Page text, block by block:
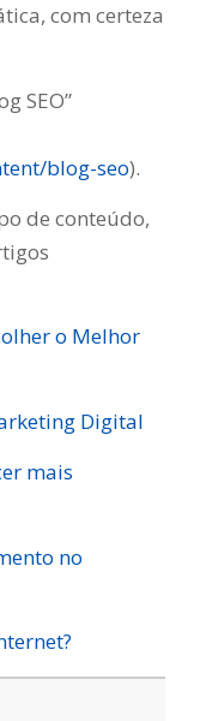
com certeza
SEO”
blog-seo).
de conteúdo,
o Melhor
Digital
mais
no